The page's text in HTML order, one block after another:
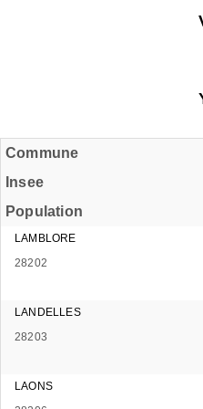
Commune
Insee
Population
LAMBLORE
28202
LANDELLES
28203
LAONS